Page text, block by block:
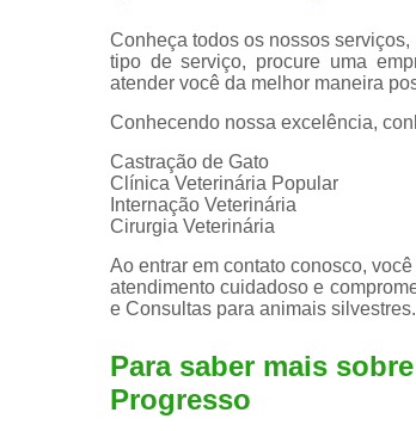
Conheça todos os nossos
tipo de serviço, procure uma
atender você da melhor maneira
Conhecendo nossa excelência,
Castração de Gato
Clínica Veterinária Popular
Internação Veterinária
Cirurgia Veterinária
Ao entrar em contato conosco,
atendimento cuidadoso e
e Consultas para animais
Para saber mais
Progresso